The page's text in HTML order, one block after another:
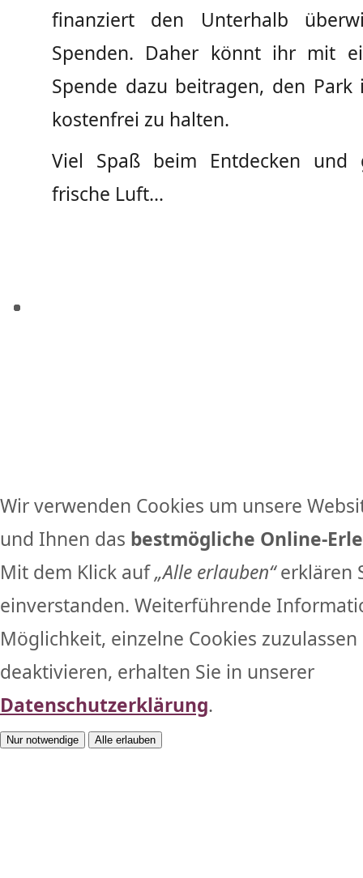
finanziert den Unterhalb
Spenden. Daher könnt ihr mit
Spende dazu beitragen, den Park
kostenfrei zu halten.
Viel Spaß beim Entdecken und
frische Luft…
Wir verwenden Cookies um unsere
und Ihnen das bestmögliche Online-
Mit dem Klick auf„Alle erlauben“erklären
einverstanden. Weiterführende
Möglichkeit, einzelne Cookies
deaktivieren, erhalten Sie in unserer
Datenschutzerklärung.
Nur notwendige Alle erlauben